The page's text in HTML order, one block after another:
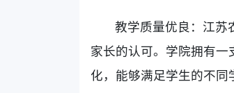
教学质量优良：江苏
家长的认可。学院拥有
化，能够满足学生的不同